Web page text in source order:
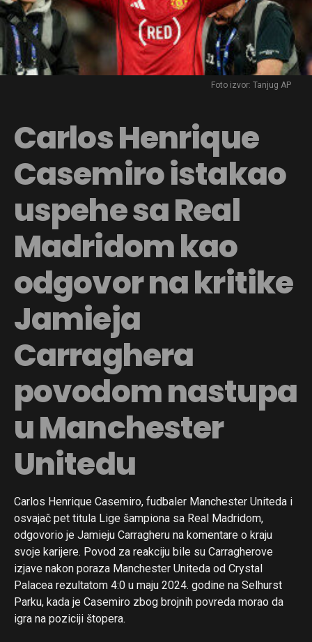
Foto izvor: Tanjug AP
Carlos Henrique
Casemiro istakao
uspehe sa Real
Madridom kao
odgovor na kritike
Jamieja
Carraghera
povodom nastupa
u Manchester
Unitedu
Carlos Henrique Casemiro, fudbaler Manchester Uniteda i
osvajač pet titula Lige šampiona sa Real Madridom,
odgovorio je Jamieju Carragheru na komentare o kraju
svoje karijere. Povod za reakciju bile su Carragherove
izjave nakon poraza Manchester Uniteda od Crystal
Palacea rezultatom 4:0 u maju 2024. godine na Selhurst
Parku, kada je Casemiro zbog brojnih povreda morao da
igra na poziciji štopera.